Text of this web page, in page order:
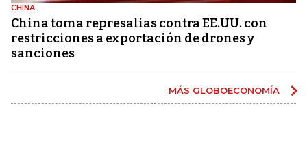
CHINA
China toma represalias contra EE.UU. con
restricciones a exportación de drones y
sanciones
MÁS GLOBOECONOMÍA